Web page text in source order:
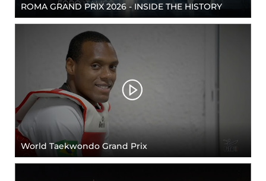
ROMA GRAND PRIX 2026 - INSIDE THE HISTORY
World Taekwondo Grand Prix